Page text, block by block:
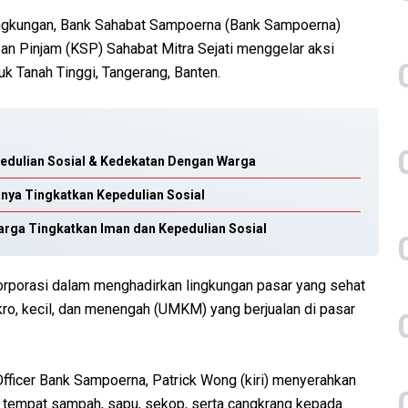
Bank Sahabat Sampoerna (Bank Sampoerna)
Pinjam (KSP) Sahabat Mitra Sejati menggelar aksi
Tanah Tinggi, Tangerang, Banten.
Sosial & Kedekatan Dengan Warga
Tingkatkan Kepedulian Sosial
Tingkatkan Iman dan Kepedulian Sosial
dalam menghadirkan lingkungan pasar yang sehat
kecil, dan menengah (UMKM) yang berjualan di pasar
Bank Sampoerna, Patrick Wong (kiri) menyerahkan
sampah, sapu, sekop, serta cangkrang kepada